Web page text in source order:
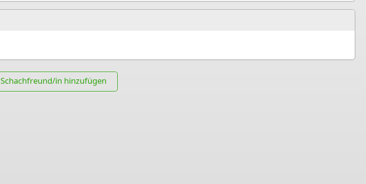
Schachfreund/in hinzufügen